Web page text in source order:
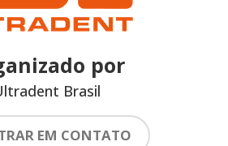
por
Brasil
EM CONTATO